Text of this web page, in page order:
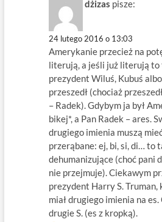
dżizas pisze:
24 lutego 2016 o 13:03
Amerykanie przecież na
literują, a jeśli już literują to
prezydent Wiluś, Kubuś
przeszedł (chociaż
– Radek). Gdybym ja był
bikej*, a Pan Radek – ares.
drugiego imienia muszą
przerąbane: ej, bi, si, di… to
dehumanizujące (choć pani
nie przejmuje). Ciekawym
prezydent Harry S.
miał drugiego imienia na
drugie S. (es z kropką).